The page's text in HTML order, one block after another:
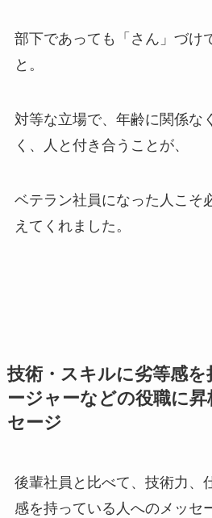
部下であっても「さん」づけ
と。
対等な立場で、年齢に関係な
く、人と付き合うことが、
ベテラン社員になった人こそ
えてくれました。
技術・スキルに劣等感
ージャーなどの役職に
セージ
後輩社員と比べて、技術力、
感を持っている人へのメッセ